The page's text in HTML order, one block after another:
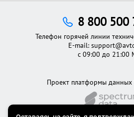
Проект платформы данных
8 800 500
Телефон горячей линии
E-mail:
с 09:00 до 21:00